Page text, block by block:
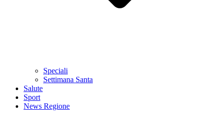
Speciali
Settimana Santa
Salute
Sport
News Regione